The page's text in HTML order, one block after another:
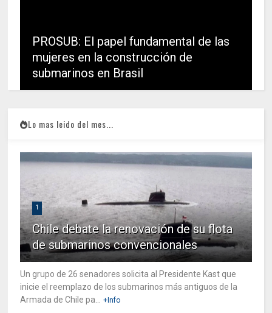
PROSUB: El papel fundamental de las
mujeres en la construcción de
submarinos en Brasil
Lo mas leido del mes...
1
Chile debate la renovación de su flota
de submarinos convencionales
Un grupo de 26 senadores solicita al Presidente Kast que
inicie el reemplazo de los submarinos más antiguos de la
Armada de Chile pa...
+Info